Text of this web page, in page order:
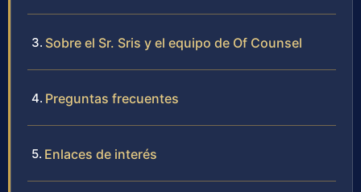
Sobre el Sr. Sris y el equipo de Of Counsel
Preguntas frecuentes
Enlaces de interés